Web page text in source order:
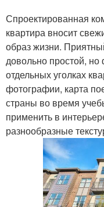
Спроектированная
квартира вносит
образ жизни.
довольно простой,
отдельных уголках
фотографии, карта
страны во время
применить в
разнообразные